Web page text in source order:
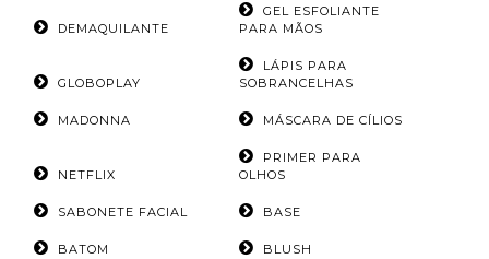
DEMAQUILANTE
GEL ESFOLIANTE
PARA MÃOS
GLOBOPLAY
LÁPIS PARA
SOBRANCELHAS
MADONNA MÁSCARA DE CÍLIOS
NETFLIX
PRIMER PARA
OLHOS
SABONETE FACIAL BASE
BATOM BLUSH